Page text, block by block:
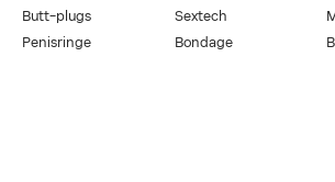
Butt-plugs
Sextech
Penisringe
Bondage